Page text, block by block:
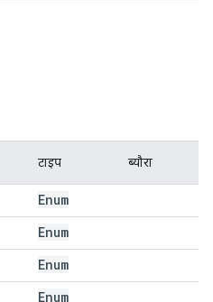
टाइप ब्यौरा
Enum
Enum
Enum
Enum